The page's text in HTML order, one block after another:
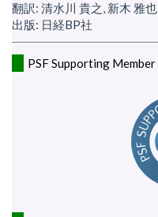
翻訳: 清水川 貴之, 新木 雅也
出版: 日経BP社
PSF Supporting Member